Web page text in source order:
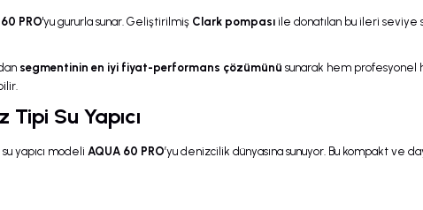
PRO'yu gururla sunar. Geliştirilmiş Clark pompası ile donatılan bu ileri
segmentinin en iyi fiyat-performans çözümünü sunarak hem profesyonel
Su Yapıcı
yapıcı modeli AQUA 60 PRO’yu denizcilik dünyasına sunuyor. Bu kompakt ve